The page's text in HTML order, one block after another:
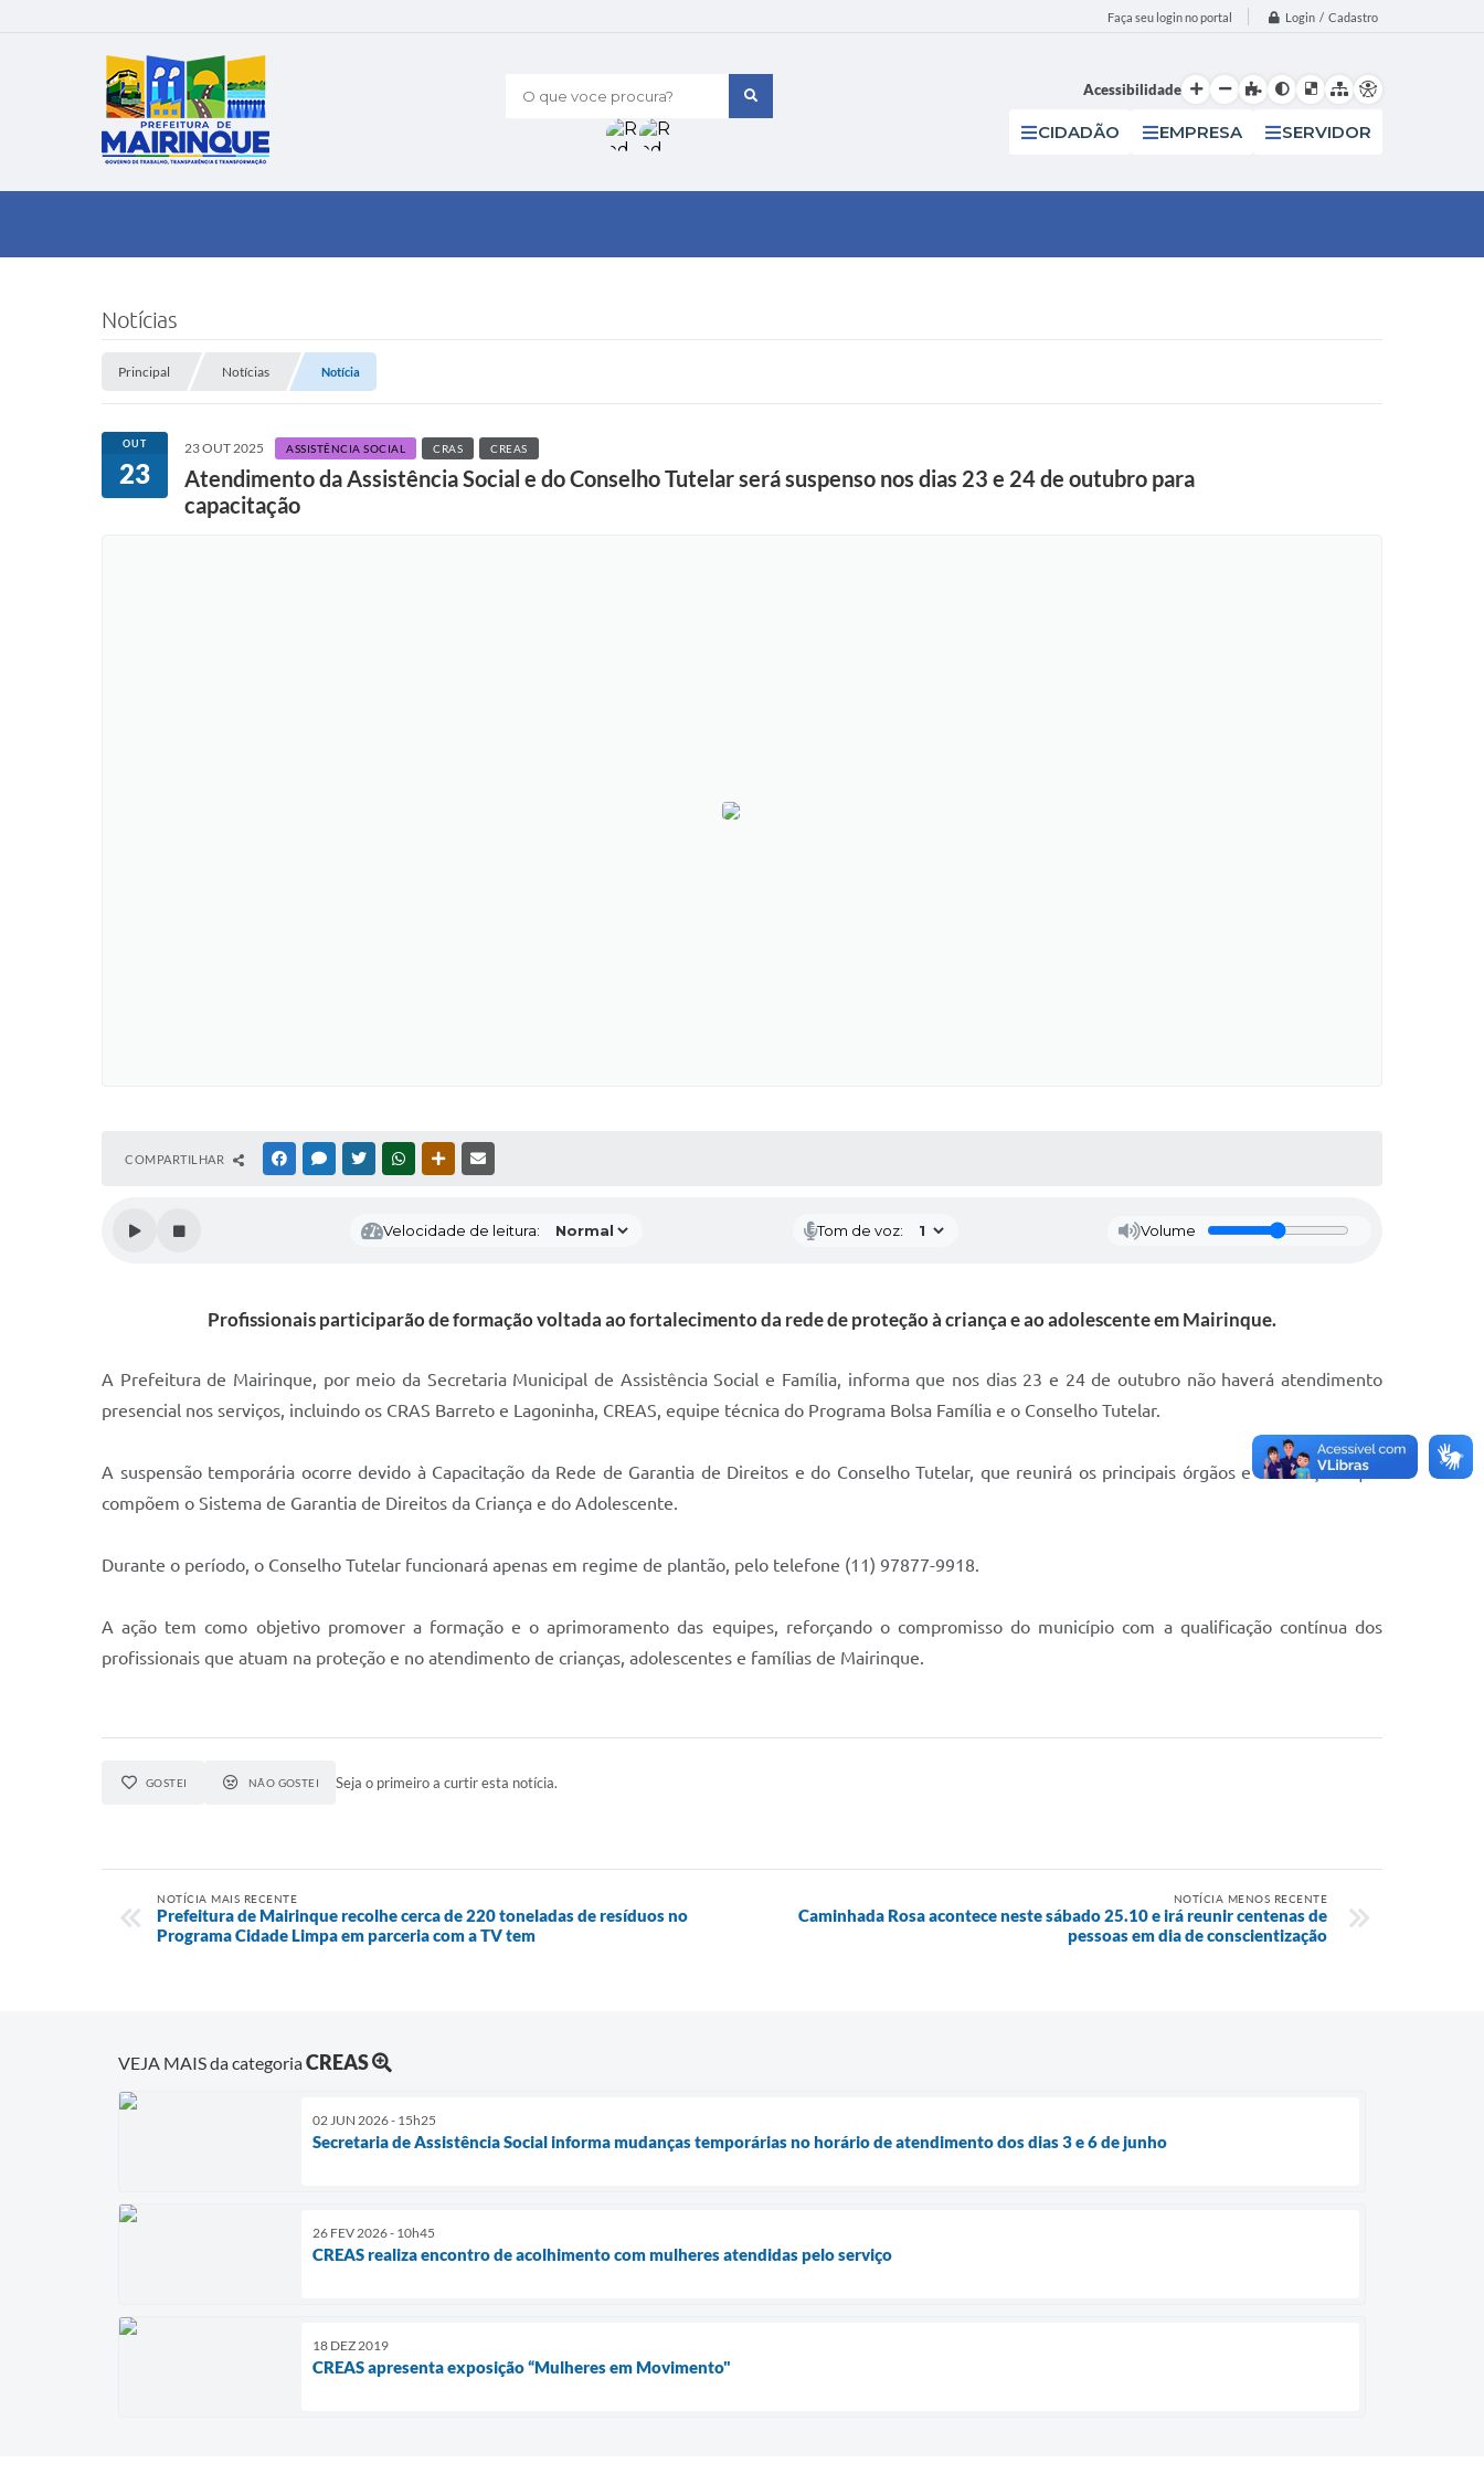
Faça seu login no portal Login / Cadastro
O que voce procura? Acessibilidade
CIDADÃO EMPRESA SERVIDOR
Notícias
Principal Notícias Notícia
OUT
23
23 OUT 2025 ASSISTÊNCIA SOCIAL CRAS CREAS
Atendimento da Assistência Social e do Conselho Tutelar será suspenso nos dias 23 e 24 de outubro para
capacitação
COMPARTILHAR FACEBOOKMESSENGER
TWITTERWHATSAPPOUTRAS MÍDIAS
Velocidade de leitura: Tom de voz: Volume
Profissionais participarão de formação voltada ao fortalecimento da rede de proteção à criança e ao adolescente em Mairinque.
A Prefeitura de Mairinque, por meio da Secretaria Municipal de Assistência Social e Família, informa que nos dias 23 e 24 de outubro não haverá atendimento
presencial nos serviços, incluindo os CRAS Barreto e Lagoninha, CREAS, equipe técnica do Programa Bolsa Família e o Conselho Tutelar.
A suspensão temporária ocorre devido à Capacitação da Rede de Garantia de Direitos e do Conselho Tutelar, que reunirá os principais órgãos e instituições que
compõem o Sistema de Garantia de Direitos da Criança e do Adolescente.
Durante o período, o Conselho Tutelar funcionará apenas em regime de plantão, pelo telefone (11) 97877-9918.
A ação tem como objetivo promover a formação e o aprimoramento das equipes, reforçando o compromisso do município com a qualificação contínua dos
profissionais que atuam na proteção e no atendimento de crianças, adolescentes e famílias de Mairinque.
GOSTEI NÃO GOSTEI Seja o primeiro a curtir esta notícia.
NOTÍCIA MAIS RECENTE
Prefeitura de Mairinque recolhe cerca de 220 toneladas de resíduos no
Programa Cidade Limpa em parceria com a TV tem
NOTÍCIA MENOS RECENTE
Caminhada Rosa acontece neste sábado 25.10 e irá reunir centenas de
pessoas em dia de conscientização
VEJA MAIS da categoriaCREAS
02 JUN 2026 - 15h25
Secretaria de Assistência Social informa mudanças temporárias no horário de atendimento dos dias 3 e 6 de junho
26 FEV 2026 - 10h45
CREAS realiza encontro de acolhimento com mulheres atendidas pelo serviço
18 DEZ 2019
CREAS apresenta exposição “Mulheres em Movimento"